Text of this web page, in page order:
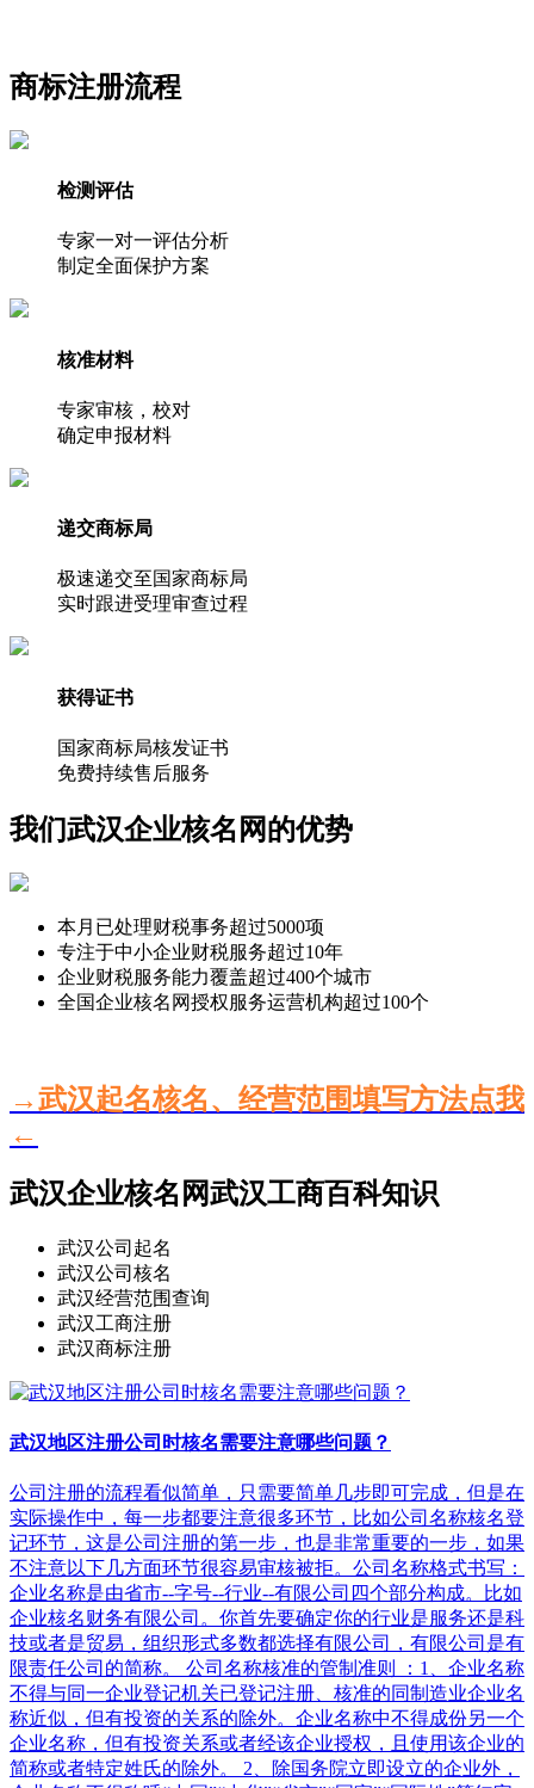
商标注册流程
检测评估
专家一对一评估分析
制定全面保护方案
核准材料
专家审核，校对
确定申报材料
递交商标局
极速递交至国家商标局
实时跟进受理审查过程
获得证书
国家商标局核发证书
免费持续售后服务
我们武汉企业核名网的优势
本月已处理财税事务超过5000项
专注于中小企业财税服务超过10年
企业财税服务能力覆盖超过400个城市
全国企业核名网授权服务运营机构超过100个
→武汉起名核名、经营范围填写方法点我
←
武汉企业核名网武汉工商百科知识
武汉公司起名
武汉公司核名
武汉经营范围查询
武汉工商注册
武汉商标注册
武汉地区注册公司时核名需要注意哪些问题？
公司注册的流程看似简单，只需要简单几步即可完成，但是在
实际操作中，每一步都要注意很多环节，比如公司名称核名登
记环节，这是公司注册的第一步，也是非常重要的一步，如果
不注意以下几方面环节很容易审核被拒。公司名称格式书写：
企业名称是由省市--字号--行业--有限公司四个部分构成。比如
企业核名财务有限公司。你首先要确定你的行业是服务还是科
技或者是贸易，组织形式多数都选择有限公司，有限公司是有
限责任公司的简称。 公司名称核准的管制准则 ：1、企业名称
不得与同一企业登记机关已登记注册、核准的同制造业企业名
称近似，但有投资的关系的除外。企业名称中不得成份另一个
企业名称，但有投资关系或者经该企业授权，且使用该企业的
简称或者特定姓氏的除外。 2、除国务院立即设立的企业外，